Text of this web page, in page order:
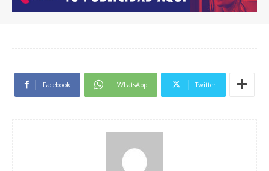
Facebook WhatsApp Twitter